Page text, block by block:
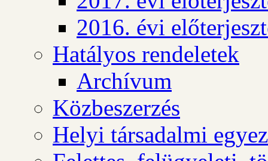
2016. évi
Hatályos rendeletek
Archívum
Közbeszerzés
Helyi társadalmi